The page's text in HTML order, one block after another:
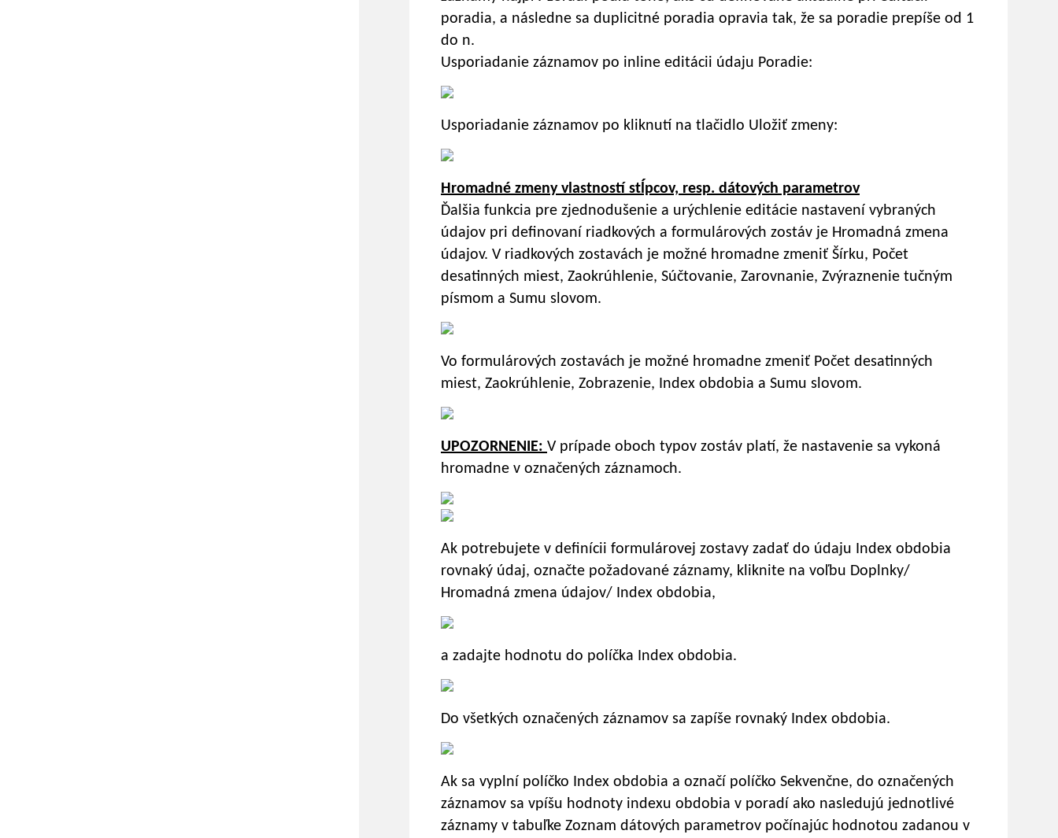
poradia, a následne sa duplicitné poradia opravia tak, že sa poradie prepíše od 1
do n.
Usporiadanie záznamov po inline editácii údaju Poradie:
Usporiadanie záznamov po kliknutí na tlačidlo Uložiť zmeny:
Hromadné zmeny vlastností stĺpcov, resp. dátových parametrov
Ďalšia funkcia pre zjednodušenie a urýchlenie editácie nastavení vybraných
údajov pri definovaní riadkových a formulárových zostáv je Hromadná zmena
údajov. V riadkových zostavách je možné hromadne zmeniť Šírku, Počet
desatinných miest, Zaokrúhlenie, Súčtovanie, Zarovnanie, Zvýraznenie tučným
písmom a Sumu slovom.
Vo formulárových zostavách je možné hromadne zmeniť Počet desatinných
miest, Zaokrúhlenie, Zobrazenie, Index obdobia a Sumu slovom.
UPOZORNENIE: V prípade oboch typov zostáv platí, že nastavenie sa vykoná
hromadne v označených záznamoch.
Ak potrebujete v definícii formulárovej zostavy zadať do údaju Index obdobia
rovnaký údaj, označte požadované záznamy, kliknite na voľbu Doplnky/
Hromadná zmena údajov/ Index obdobia,
a zadajte hodnotu do políčka Index obdobia.
Do všetkých označených záznamov sa zapíše rovnaký Index obdobia.
Ak sa vyplní políčko Index obdobia a označí políčko Sekvenčne, do označených
záznamov sa vpíšu hodnoty indexu obdobia v poradí ako nasledujú jednotlivé
záznamy v tabuľke Zoznam dátových parametrov počínajúc hodnotou zadanou v